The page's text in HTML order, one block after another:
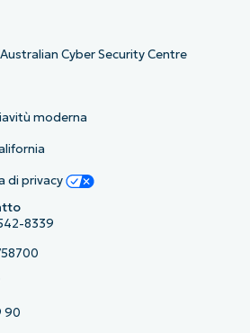
Cyber Security Centre
moderna
di privacy
8339
90